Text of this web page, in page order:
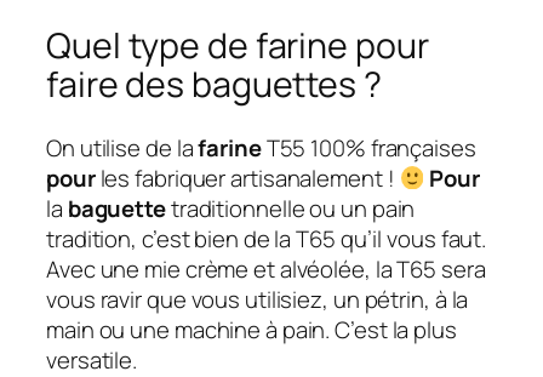
Quel type de farine pour
faire des baguettes ?
On utilise de lafarineT55 100% françaises
pourles fabriquer artisanalement !
Pour
la baguettetraditionnelle ou un pain
tradition, c’est bien de la T65 qu’il vous faut.
Avec une mie crème et alvéolée, la T65 sera
vous ravir que vous utilisiez, un pétrin, à la
main ou une machine à pain. C’est la plus
versatile.